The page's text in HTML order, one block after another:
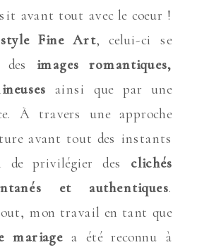
avant tout avec le coeur !
style Fine Art, celui-ci se
des images romantiques,
ainsi que par une
À travers une approche
avant tout des instants
privilégier des clichés
et authentiques.
mon travail en tant que
mariage a été reconnu à